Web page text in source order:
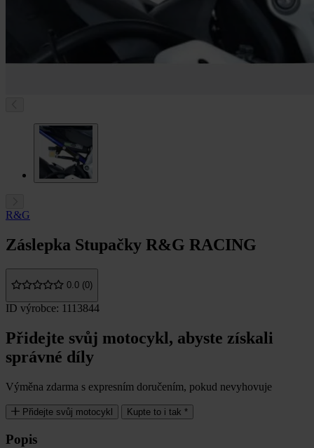
R&G
Záslepka Stupačky R&G RACING
0.0 (0)
ID výrobce: 1113844
Přidejte svůj motocykl, abyste získali
správné díly
Výměna zdarma s expresním doručením, pokud nevyhovuje
Přidejte svůj motocykl Kupte to i tak *
Popis